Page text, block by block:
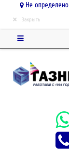
Не определено
× Закрыть